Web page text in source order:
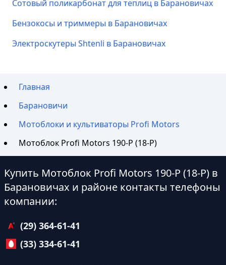
Сотовый поликарбонат для теплиц в Барановичах
Бензокосы и триммеры в Барановичах
Электроскутеры Shtenli в Барановичах
Главная
Барановичи
Мотоблоки и культиваторы Profi Motors
Мотоблок Profi Motors 190-P (18-P)
Купить Мотоблок Profi Motors 190-P (18-P) в
Барановичах и районе контакты телефоны
компании:
(29) 364-61-41
(33) 334-61-41